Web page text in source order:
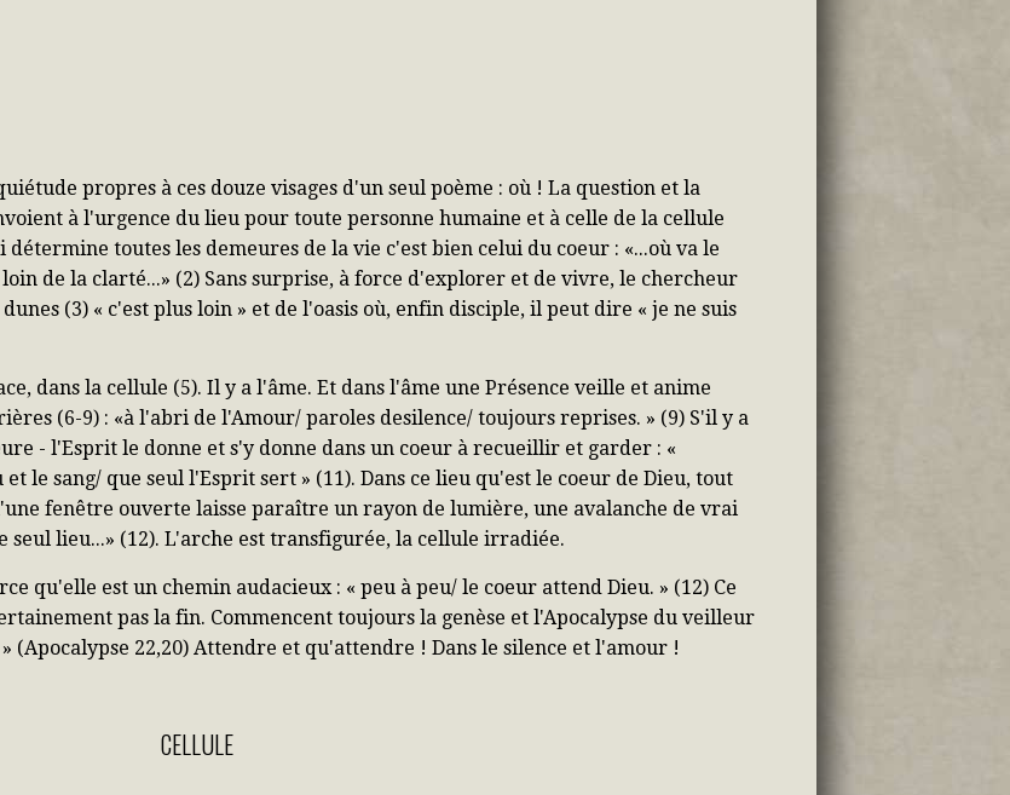
propres à ces douze visages d'un seul poème : où ! La question et la
à l'urgence du lieu pour toute personne humaine et à celle de la cellule
toutes les demeures de la vie c'est bien celui du coeur : «...où va le
de la clarté...» (2) Sans surprise, à force d'explorer et de vivre, le chercheur
(3) « c'est plus loin » et de l'oasis où, enfin disciple, il peut dire « je ne suis
dans la cellule (5). Il y a l'âme. Et dans l'âme une Présence veille et anime
(6-9) : «à l'abri de l'Amour/ paroles desilence/ toujours reprises. » (9) S'il y a
- l'Esprit le donne et s'y donne dans un coeur à recueillir et garder : «
le sang/ que seul l'Esprit sert » (11). Dans ce lieu qu'est le coeur de Dieu, tout
fenêtre ouverte laisse paraître un rayon de lumière, une avalanche de vrai
seul lieu...» (12). L'arche est transfigurée, la cellule irradiée.
qu'elle est un chemin audacieux : « peu à peu/ le coeur attend Dieu. » (12) Ce
pas la fin. Commencent toujours la genèse et l'Apocalypse du veilleur
» (Apocalypse 22,20) Attendre et qu'attendre ! Dans le silence et l'amour !
CELLULE